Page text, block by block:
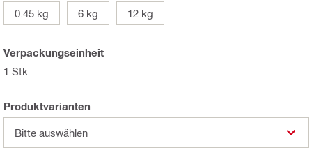
0.45 kg
6 kg 12 kg
Verpackungseinheit
1 Stk
Produktvarianten
Bitte auswählen